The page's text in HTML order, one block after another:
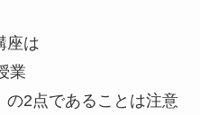
座は
業
2点であることは注意